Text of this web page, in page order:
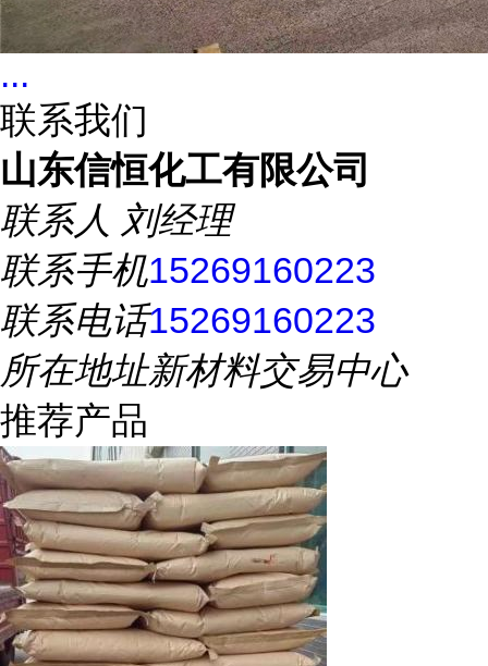
...
联系我们
山东信恒化工有限公司
联系人 刘经理
联系手机15269160223
联系电话15269160223
所在地址新材料交易中心
推荐产品